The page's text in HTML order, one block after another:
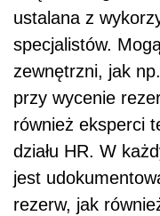
ustalana z
specjalistów.
zewnętrzni, jak
przy wycenie
również eksperci
działu HR. W
jest
rezerw, jak